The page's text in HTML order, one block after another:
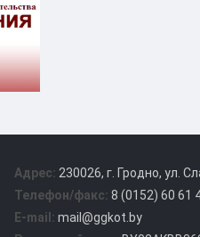
Адрес: 230026, г. Гродно, ул.
Телефон/факс: 8 (0152) 60 61
E-mail: mail@ggkot.by